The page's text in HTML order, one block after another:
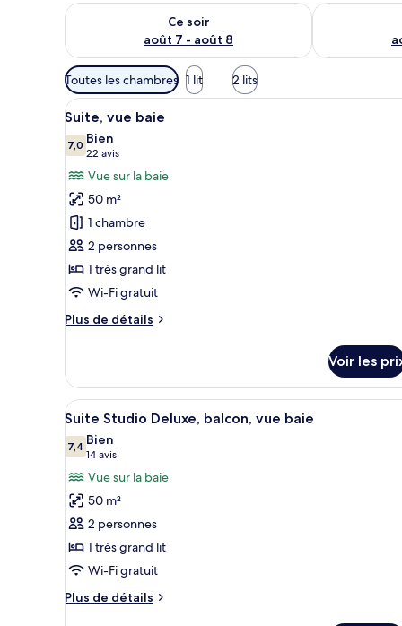
Ce soir
août 7 - août 8
Vérifier la disponibilité pour ce soir août 7 - août 8
Vérifier la
Filtres
disponibles
pour
les
chambres
Toutes les chambres 1 lit 2 lits
Afficher
toutes
les
photos
pour
ce
type
de
chambre :
Suite,
vue
Une chambre d’hôtel
5
Suite, vue baie
7,07,0 sur 10
Bien
22 avis
(22 avis)
Vue sur la baie
50 m²
1 chambre
2 personnes
1 très grand lit
Wi-Fi gratuit
Plus de détails
Plus
le
type
de
chambre
Suite,
baie
Voir les
Afficher
toutes
les
photos
pour
ce
type
de
chambre :
Suite
Une chambre d’hôtel avec
6
Suite Studio Deluxe, balcon, vue baie
7,47,4 sur 10
Bien
14 avis
(14 avis)
Vue sur la baie
50 m²
2 personnes
1 très grand lit
Wi-Fi gratuit
Plus de détails
Plus